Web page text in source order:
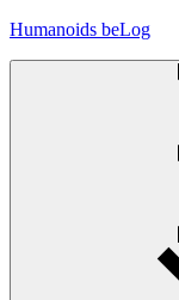
Skip
Humanoids beLog